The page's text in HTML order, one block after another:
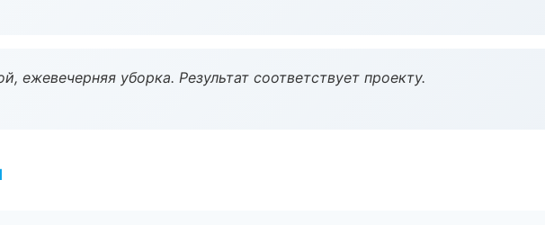
ежевечерняя уборка. Результат соответствует проекту.